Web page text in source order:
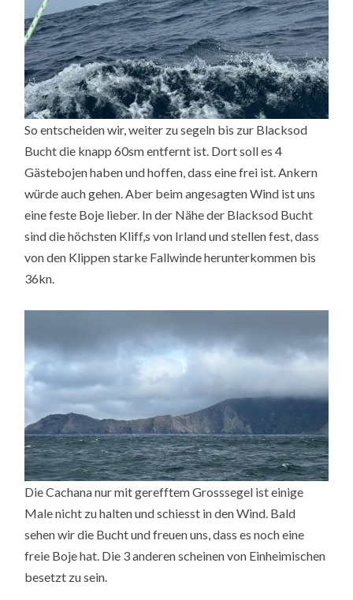
So entscheiden wir, weiter zu segeln bis zur Blacksod
Bucht die knapp 60sm entfernt ist. Dort soll es 4
Gästebojen haben und hoffen, dass eine frei ist. Ankern
würde auch gehen. Aber beim angesagten Wind ist uns
eine feste Boje lieber. In der Nähe der Blacksod Bucht
sind die höchsten Kliff,s von Irland und stellen fest, dass
von den Klippen starke Fallwinde herunterkommen bis
36kn.
Die Cachana nur mit gerefftem Grosssegel ist einige
Male nicht zu halten und schiesst in den Wind. Bald
sehen wir die Bucht und freuen uns, dass es noch eine
freie Boje hat. Die 3 anderen scheinen von Einheimischen
besetzt zu sein.